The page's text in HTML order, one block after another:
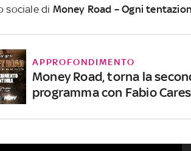
sociale di Money Road – Ogni
APPROFONDIMENTO
Money Road, torna la
programma con Fabio